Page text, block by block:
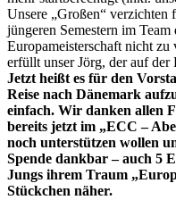
Unsere „Großen“
jüngeren Semestern im
Europameisterschaft nicht
erfüllt unser Jörg, der auf
Jetzt heißt es für den
Reise nach Dänemark
einfach. Wir danken allen
bereits jetzt im „ECC –
noch unterstützen wollen
Spende dankbar – auch 5
Jungs ihrem Traum
Stückchen näher.